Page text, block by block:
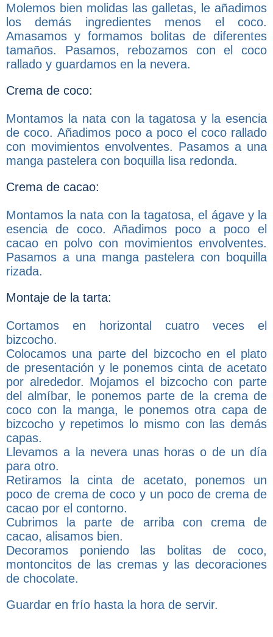
Molemos bien molidas las galletas, le añadimos
los demás ingredientes menos el coco.
Amasamos y formamos bolitas de diferentes
tamaños. Pasamos, rebozamos con el coco
rallado y guardamos en la nevera.
Crema de coco:
Montamos la nata con la tagatosa y la esencia
de coco. Añadimos poco a poco el coco rallado
con movimientos envolventes. Pasamos a una
manga pastelera con boquilla lisa redonda.
Crema de cacao:
Montamos la nata con la tagatosa, el ágave y la
esencia de coco. Añadimos poco a poco el
cacao en polvo con movimientos envolventes.
Pasamos a una manga pastelera con boquilla
rizada.
Montaje de la tarta:
Cortamos en horizontal cuatro veces el
bizcocho.
Colocamos una parte del bizcocho en el plato
de presentación y le ponemos cinta de acetato
por alrededor. Mojamos el bizcocho con parte
del almíbar, le ponemos parte de la crema de
coco con la manga, le ponemos otra capa de
bizcocho y repetimos lo mismo con las demás
capas.
Llevamos a la nevera unas horas o de un día
para otro.
Retiramos la cinta de acetato, ponemos un
poco de crema de coco y un poco de crema de
cacao por el contorno.
Cubrimos la parte de arriba con crema de
cacao, alisamos bien.
Decoramos poniendo las bolitas de coco,
montoncitos de las cremas y las decoraciones
de chocolate.
Guardar en frío hasta la hora de servir.